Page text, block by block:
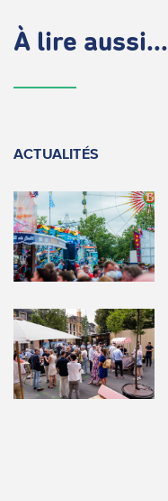
À lire aussi...
ACTUALITÉS